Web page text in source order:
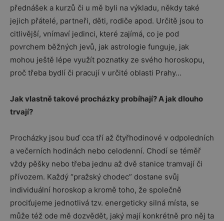
přednášek a kurzů či u mě byli na výkladu, někdy také
jejich přátelé, partneři, děti, rodiče apod. Určitě jsou to
citlivější, vnímaví jedinci, které zajímá, co je pod
povrchem běžných jevů, jak astrologie funguje, jak
mohou ještě lépe využít poznatky ze svého horoskopu,
proč třeba bydlí či pracují v určité oblasti Prahy…
Jak vlastně takové procházky probíhají? A jak dlouho
trvají?
Procházky jsou buď cca tří až čtyřhodinové v odpoledních
a večerních hodinách nebo celodenní. Chodí se téměř
vždy pěšky nebo třeba jednu až dvě stanice tramvají či
přívozem. Každý “pražský chodec” dostane svůj
individuální horoskop a kromě toho, že společně
prociťujeme jednotlivá tzv. energeticky silná místa, se
může též ode mě dozvědět, jaký mají konkrétně pro něj ta